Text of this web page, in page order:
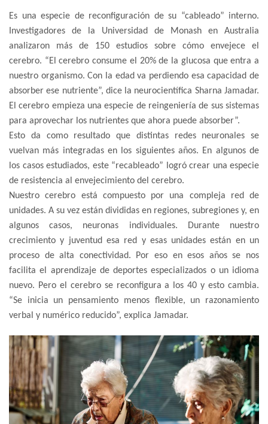
Es una especie de reconfiguración de su “cableado” interno.
Investigadores de la Universidad de Monash en Australia
analizaron más de 150 estudios sobre cómo envejece el
cerebro. “El cerebro consume el 20% de la glucosa que entra a
nuestro organismo. Con la edad va perdiendo esa capacidad de
absorber ese nutriente”, dice la neurocientífica Sharna Jamadar.
El cerebro empieza una especie de reingeniería de sus sistemas
para aprovechar los nutrientes que ahora puede absorber”.
Esto da como resultado que distintas redes neuronales se
vuelvan más integradas en los siguientes años. En algunos de
los casos estudiados, este “recableado” logró crear una especie
de resistencia al envejecimiento del cerebro.
Nuestro cerebro está compuesto por una compleja red de
unidades. A su vez están divididas en regiones, subregiones y, en
algunos casos, neuronas individuales. Durante nuestro
crecimiento y juventud esa red y esas unidades están en un
proceso de alta conectividad. Por eso en esos años se nos
facilita el aprendizaje de deportes especializados o un idioma
nuevo. Pero el cerebro se reconfigura a los 40 y esto cambia.
“Se inicia un pensamiento menos flexible, un razonamiento
verbal y numérico reducido”, explica Jamadar.